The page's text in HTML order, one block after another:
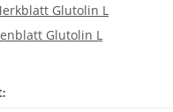
Glutolin L
Glutolin L